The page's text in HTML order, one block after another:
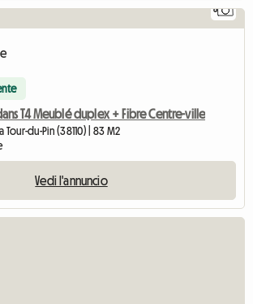
8
T4 Meublé duplex + Fibre Centre-ville
du-Pin (38110) | 83 M2
Vedi l'annuncio